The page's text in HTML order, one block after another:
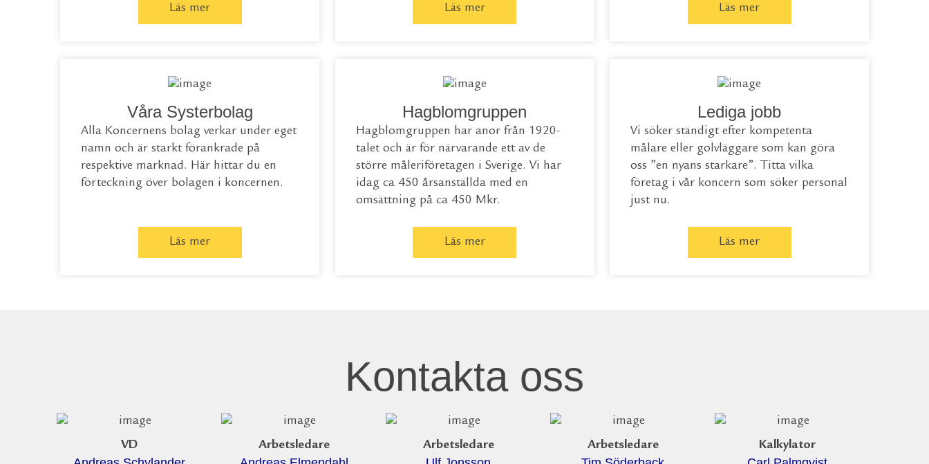
Läs mer Läs mer Läs mer
Våra Systerbolag
Alla Koncernens bolag verkar under eget
namn och är starkt förankrade på
respektive marknad. Här hittar du en
förteckning över bolagen i koncernen.
Läs mer
Hagblomgruppen
Hagblomgruppen har anor från 1920-
talet och är för närvarande ett av de
större måleriföretagen i Sverige. Vi har
idag ca 450 årsanställda med en
omsättning på ca 450 Mkr.
Läs mer
Lediga jobb
Vi söker ständigt efter kompetenta
målare eller golvläggare som kan göra
oss ”en nyans starkare”. Titta vilka
företag i vår koncern som söker personal
just nu.
Läs mer
Kontakta oss
VD Arbetsledare Arbetsledare Arbetsledare Kalkylator